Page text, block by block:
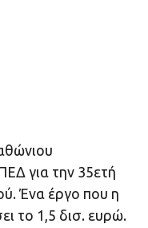
για την 35ετή
Ένα έργο που η
το 1,5 δισ. ευρώ.